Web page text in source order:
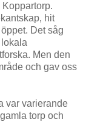
hit
Det såg
lokala
Men den
och gav oss
var varierande
torp och